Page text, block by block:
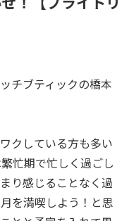
チブティックの橋本
クしている方も多い
忙期で忙しく過ごし
り感じることなく過
を満喫しよう！と思